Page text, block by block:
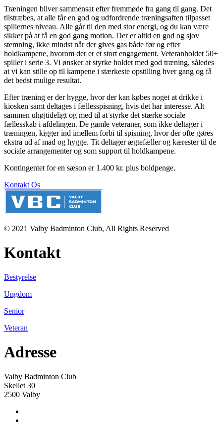
Træningen bliver sammensat efter fremmøde fra gang til gang. Det
tilstræbes, at alle får en god og udfordrende træningsaften tilpasset
spillernes niveau. Alle går til den med stor energi, og du kan være
sikker på at få en god gang motion. Der er altid en god og sjov
stemning, ikke mindst når der gives gas både før og efter
holdkampene, hvorom der er et stort engagement. Veteranholdet 50+
spiller i serie 3. Vi ønsker at styrke holdet med god træning, således
at vi kan stille op til kampene i stærkeste opstilling hver gang og få
det bedst mulige resultat.
Efter træning er der hygge, hvor der kan købes noget at drikke i
kiosken samt deltages i fællesspisning, hvis det har interesse. Alt
sammen uhøjtideligt og med til at styrke det stærke sociale
fællesskab i afdelingen. De gamle veteraner, som ikke deltager i
træningen, kigger ind imellem forbi til spisning, hvor der ofte gøres
ekstra ud af mad og hygge. Tit deltager ægtefæller og kærester til de
sociale arrangementer og som support til holdkampene.
Kontingentet for en sæson er 1.400 kr. plus boldpenge.
Kontakt Os
© 2021 Valby Badminton Club, All Rights Reserved
Kontakt
Bestyrelse
Ungdom
Senior
Veteran
Adresse
Valby Badminton Club
Skellet 30
2500 Valby